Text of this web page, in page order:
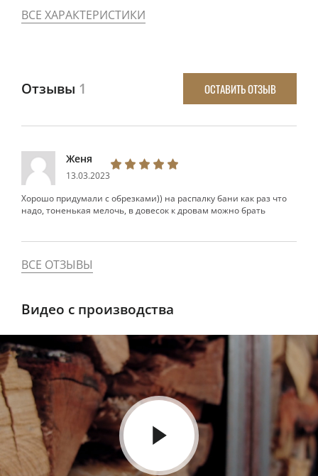
ВСЕ ХАРАКТЕРИСТИКИ
Отзывы 1 ОСТАВИТЬ ОТЗЫВ
Женя
13.03.2023
Хорошо придумали с обрезками)) на распалку бани как раз что
надо, тоненькая мелочь, в довесок к дровам можно брать
ВСЕ ОТЗЫВЫ
Видео с производства